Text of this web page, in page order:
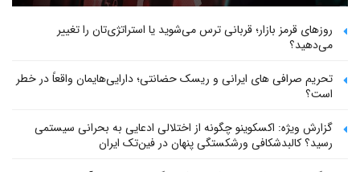
روزهای قرمز بازار؛ قربانی ترس می‌شوید یا استراتژی‌تان را تغییر
می‌دهید؟
تحریم صرافی های ایرانی و ریسک حضانتی؛ دارایی‌هایمان واقعاً در خطر
است؟
گزارش ویژه: اکسکوینو چگونه از اختلالی ادعایی به بحرانی سیستمی
رسید؟ کالبدشکافی ورشکستگی پنهان در فین‌تک ایران